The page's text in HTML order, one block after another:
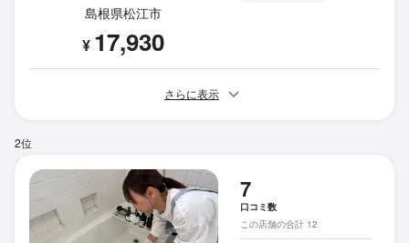
島根県松江市
¥ 17,930
さらに表示
2位
7
口コミ数
この店舗の合計 12